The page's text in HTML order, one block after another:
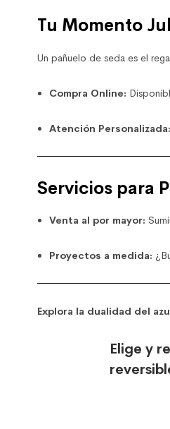
Tu Momento
Un pañuelo de seda es el
Compra Online:
Atención Personalizada:
Servicios para
Venta al por mayor:
Proyectos a medida:
Explora la dualidad del
Elige y